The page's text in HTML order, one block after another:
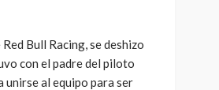
Bull Racing, se deshizo
con el padre del piloto
unirse al equipo para ser